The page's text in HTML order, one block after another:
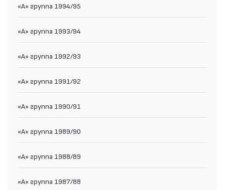
«А» группа 1994/95
«А» группа 1993/94
«А» группа 1992/93
«А» группа 1991/92
«А» группа 1990/91
«А» группа 1989/90
«А» группа 1988/89
«А» группа 1987/88